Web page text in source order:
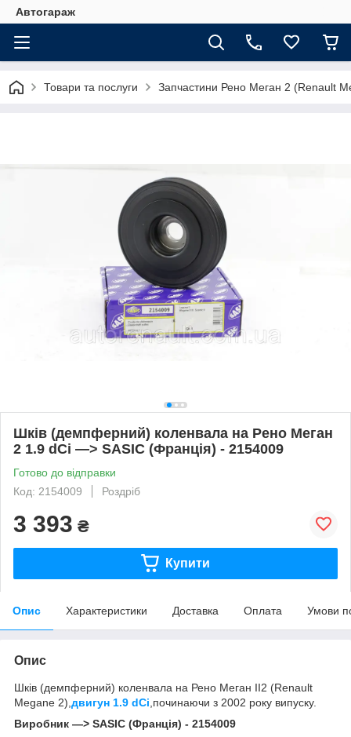
Автогараж
Товари та послуги Запчастини Рено Меган 2 (Renault
Шків (демпферний) коленвала на Рено Меган
2 1.9 dCi —> SASIC (Франція) - 2154009
Готово до відправки
Код: 2154009
Роздріб
3 393 ₴
Купити
Опис Характеристики Доставка Оплата Умови
Опис
Шків (демпферний) коленвала на Рено Меган II2 (Renault
Megane 2), двигун 1.9 dCi ,починаючи з 2002 року випуску.
Виробник —> SASIC (Франція) - 2154009